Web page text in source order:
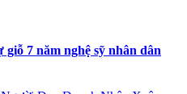
7 năm nghệ sỹ nhân dân